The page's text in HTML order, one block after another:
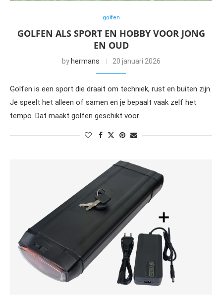
golfen
GOLFEN ALS SPORT EN HOBBY VOOR JONG
EN OUD
by hermans 20 januari 2026
Golfen is een sport die draait om techniek, rust en buiten zijn.
Je speelt het alleen of samen en je bepaalt vaak zelf het
tempo. Dat maakt golfen geschikt voor …